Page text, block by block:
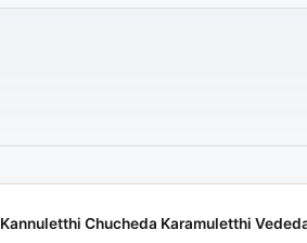
Kannuletthi Chucheda Karamuletthi